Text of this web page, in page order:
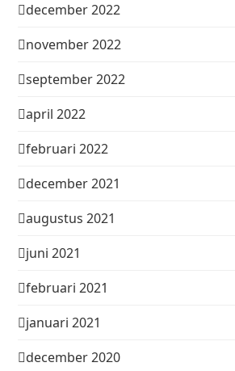
december 2022
november 2022
september 2022
april 2022
februari 2022
december 2021
augustus 2021
juni 2021
februari 2021
januari 2021
december 2020